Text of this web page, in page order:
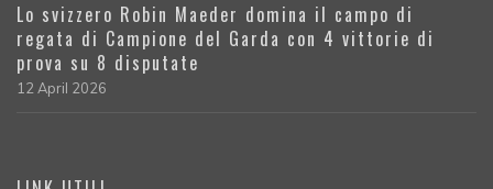
Lo svizzero Robin Maeder domina il campo di
regata di Campione del Garda con 4 vittorie di
prova su 8 disputate
12 April 2026